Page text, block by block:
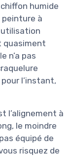
humide
peinture à
utilisation
quasiment
n’a pas
l’instant,
l’alignement à
le moindre
équipé de
risquez de